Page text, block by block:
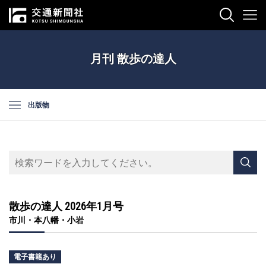
月刊 散歩の達人
出版物
散歩の達人 2026年1月号
市川・本八幡・小岩
電子書籍あり